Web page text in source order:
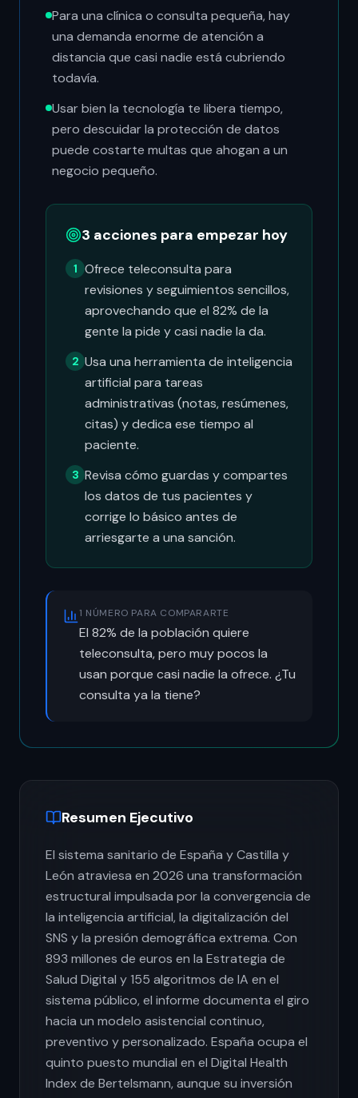
Para una clínica o consulta pequeña, hay
una demanda enorme de atención a
distancia que casi nadie está cubriendo
todavía.
Usar bien la tecnología te libera tiempo,
pero descuidar la protección de datos
puede costarte multas que ahogan a un
negocio pequeño.
3 acciones para empezar hoy
1 Ofrece teleconsulta para
revisiones y seguimientos sencillos,
aprovechando que el 82% de la
gente la pide y casi nadie la da.
2 Usa una herramienta de inteligencia
artificial para tareas
administrativas (notas, resúmenes,
citas) y dedica ese tiempo al
paciente.
3 Revisa cómo guardas y compartes
los datos de tus pacientes y
corrige lo básico antes de
arriesgarte a una sanción.
1 NÚMERO PARA COMPARARTE
El 82% de la población quiere
teleconsulta, pero muy pocos la
usan porque casi nadie la ofrece. ¿Tu
consulta ya la tiene?
Resumen Ejecutivo
El sistema sanitario de España y Castilla y
León atraviesa en 2026 una transformación
estructural impulsada por la convergencia de
la inteligencia artificial, la digitalización del
SNS y la presión demográfica extrema. Con
893 millones de euros en la Estrategia de
Salud Digital y 155 algoritmos de IA en el
sistema público, el informe documenta el giro
hacia un modelo asistencial continuo,
preventivo y personalizado. España ocupa el
quinto puesto mundial en el Digital Health
Index de Bertelsmann, aunque su inversión